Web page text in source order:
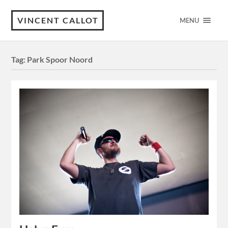
VINCENT CALLOT MENU
Tag: Park Spoor Noord